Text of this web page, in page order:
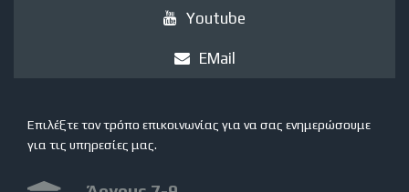
Youtube
EMail
Επιλέξτε τον τρόπο επικοινωνίας για να σας ενημερώσουμε
για τις υπηρεσίες μας.